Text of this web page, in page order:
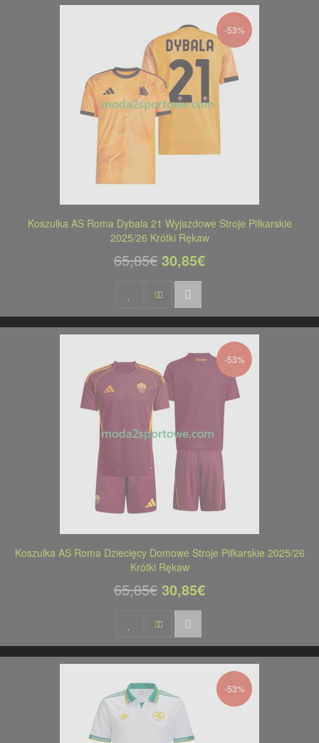
-53%
Koszulka AS Roma Dybala 21 Wyjazdowe Stroje Piłkarskie
2025/26 Krótki Rękaw
65,85€ 30,85€
-53%
Koszulka AS Roma Dziecięcy Domowe Stroje Piłkarskie 2025/26
Krótki Rękaw
65,85€ 30,85€
-53%